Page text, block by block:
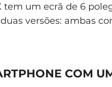
tem um ecrã de 6
versões: ambas
COM